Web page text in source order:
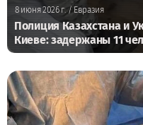
8 июня 2026 г./ Евразия
Полиция Казахстана и
Киеве: задержаны 11